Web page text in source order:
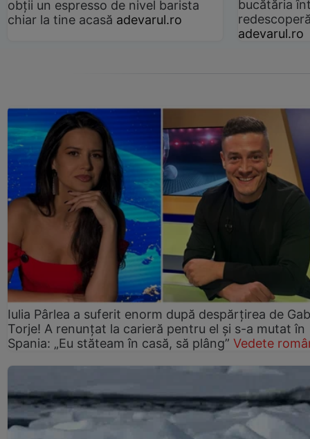
obții un espresso de nivel barista
chiar la tine acasă adevarul.ro
bucătăria
adevarul.ro
Iulia Pârlea a suferit enorm după despărțirea de
Torje! A renunțat la carieră pentru el și s-a mutat în
Spania: „Eu stăteam în casă, să plâng” Vedete